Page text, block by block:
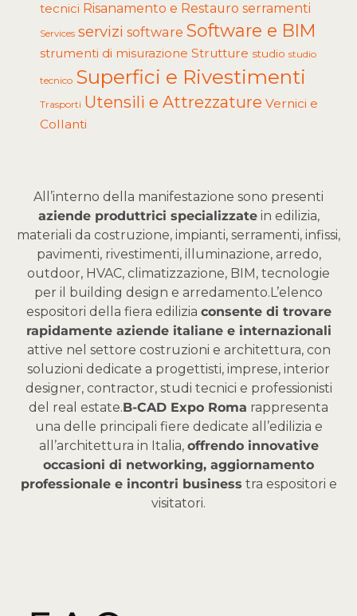
tecnici Risanamento e Restauro serramenti
Services servizi software Software e BIM
strumenti di misurazione Strutture studio studio
tecnico Superfici e Rivestimenti
Trasporti Utensili e Attrezzature Vernici e
Collanti
All’interno della manifestazione sono presenti
aziende produttrici specializzatein edilizia,
materiali da costruzione, impianti, serramenti, infissi,
pavimenti, rivestimenti, illuminazione, arredo,
outdoor, HVAC, climatizzazione, BIM, tecnologie
per il building design e arredamento. L’elenco
espositori della fiera edilizia consente di trovare
rapidamente aziende italiane e internazionali
attive nel settore costruzioni e architettura, con
soluzioni dedicate a progettisti, imprese, interior
designer, contractor, studi tecnici e professionisti
del real estate.B-CAD Expo Roma rappresenta
una delle principali fiere dedicate all’edilizia e
all’architettura in Italia, offrendo innovative
occasioni di networking, aggiornamento
professionale e incontri business tra espositori e
visitatori.